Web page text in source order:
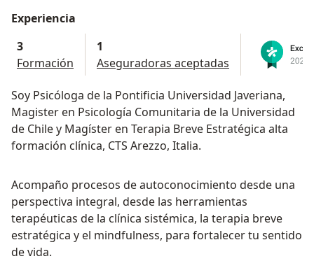
Experiencia
3
Formación
1
Aseguradoras aceptadas
Soy Psicóloga de la Pontificia Universidad Javeriana,
Magister en Psicología Comunitaria de la Universidad
de Chile y Magíster en Terapia Breve Estratégica alta
formación clínica, CTS Arezzo, Italia.
Acompaño procesos de autoconocimiento desde una
perspectiva integral, desde las herramientas
terapéuticas de la clínica sistémica, la terapia breve
estratégica y el mindfulness, para fortalecer tu sentido
de vida.